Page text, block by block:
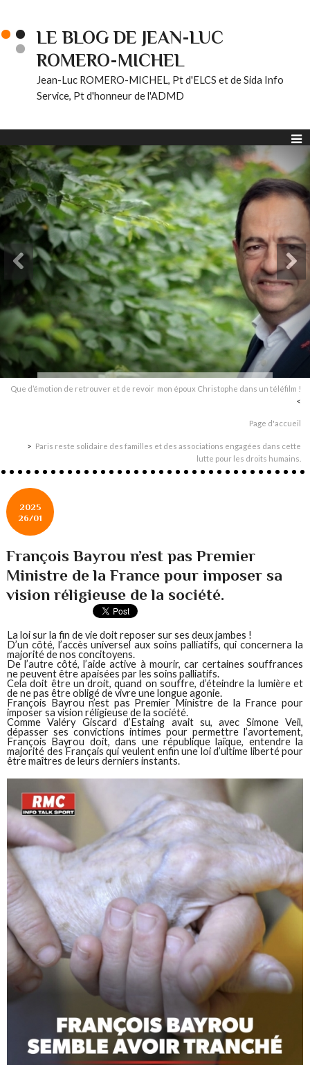
LE BLOG DE JEAN-LUC
ROMERO-MICHEL
Jean-Luc ROMERO-MICHEL, Pt d'ELCS et de Sida Info
Service, Pt d'honneur de l'ADMD
Que d’émotion de retrouver et de revoir mon époux Christophe dans un téléfilm !
Page d'accueil
Paris reste solidaire des familles et des associations engagées dans cette
lutte pour les droits humains.
2025
26/01
François Bayrou n’est pas Premier
Ministre de la France pour imposer sa
vision réligieuse de la société.
La loi sur la fin de vie doit reposer sur ses deux jambes !
D’un côté, l’accès universel aux soins palliatifs, qui concernera la
majorité de nos concitoyens.
De l’autre côté, l’aide active à mourir, car certaines souffrances
ne peuvent être apaisées par les soins palliatifs.
Cela doit être un droit, quand on souffre, d’éteindre la lumière et
de ne pas être obligé de vivre une longue agonie.
François Bayrou n’est pas Premier Ministre de la France pour
imposer sa vision réligieuse de la société.
Comme Valéry Giscard d’Estaing avait su, avec Simone Veil,
dépasser ses convictions intimes pour permettre l’avortement,
François Bayrou doit, dans une république laïque, entendre la
majorité des Français qui veulent enfin une loi d’ultime liberté pour
être maîtres de leurs derniers instants.